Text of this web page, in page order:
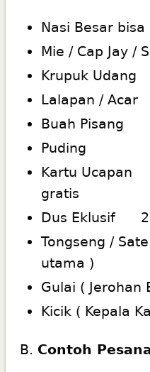
Nasi Besar
Mie / Cap Jay /
Krupuk Udang
Lalapan / Acar
Buah Pisang
Puding
Kartu Ucapan
gratis
Dus Eklusif
Tongseng /
utama )
Gulai ( Jerohan
Kicik ( Kepala
B. Contoh